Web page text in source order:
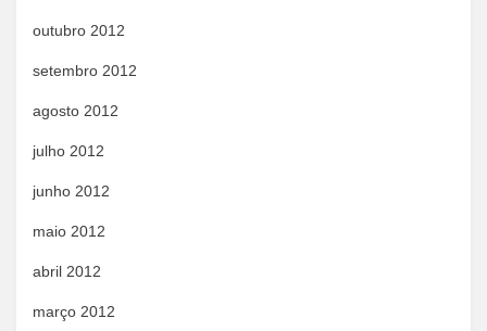
outubro 2012
setembro 2012
agosto 2012
julho 2012
junho 2012
maio 2012
abril 2012
março 2012